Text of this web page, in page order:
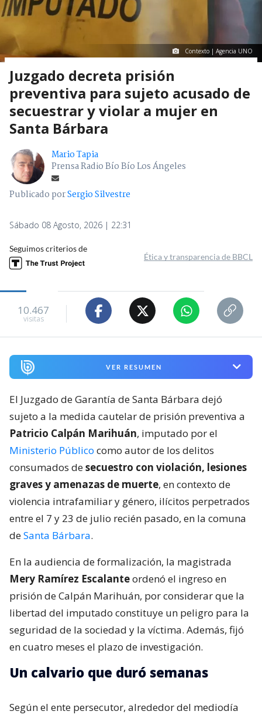
Contexto | Agencia UNO
Juzgado decreta prisión
preventiva para sujeto acusado de
secuestrar y violar a mujer en
Santa Bárbara
Mario Tapia
Prensa Radio Bío Bío Los Ángeles
Publicado porSergio Silvestre
Sábado 08 Agosto, 2026 | 22:31
Seguimos criterios de
Ética y transparencia de BBCL
10.467
visitas
VER RESUMEN
El Juzgado de Garantía de Santa Bárbara dejó
sujeto a la medida cautelar de prisión preventiva a
Patricio Calpán Marihuán, imputado por el
Ministerio Público como autor de los delitos
consumados desecuestro con violación, lesiones
graves y amenazas de muerte, en contexto de
violencia intrafamiliar y género, ilícitos perpetrados
entre el 7 y 23 de julio recién pasado, en la comuna
deSanta Bárbara.
En la audiencia de formalización, la magistrada
Mery Ramírez Escalanteordenó el ingreso en
prisión de Calpán Marihuán, por considerar que la
libertad del imputado constituye un peligro para la
seguridad de la sociedad y la víctima. Además, fijó
en cuatro meses el plazo de investigación.
Un calvario que duró semanas
Según el ente persecutor, alrededor del mediodía